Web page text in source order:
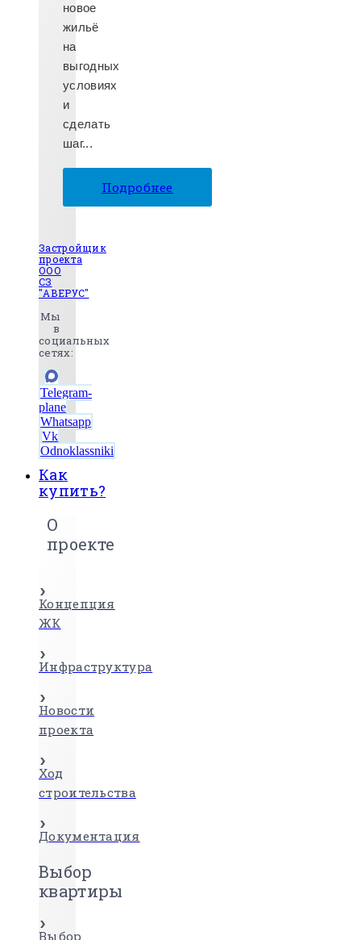
новое
жильё
на
выгодных
условиях
и
сделать
шаг...
Подробнее
Застройщик
проекта
ООО
СЗ
"АВЕРУС"
Мы
в
социальных
сетях:
Telegram-
plane
Whatsapp
Vk
Odnoklassniki
Как
купить?
О
проекте
Концепция
ЖК
Инфраструктура
Новости
проекта
Ход
строительства
Документация
Выбор
квартиры
Выбор